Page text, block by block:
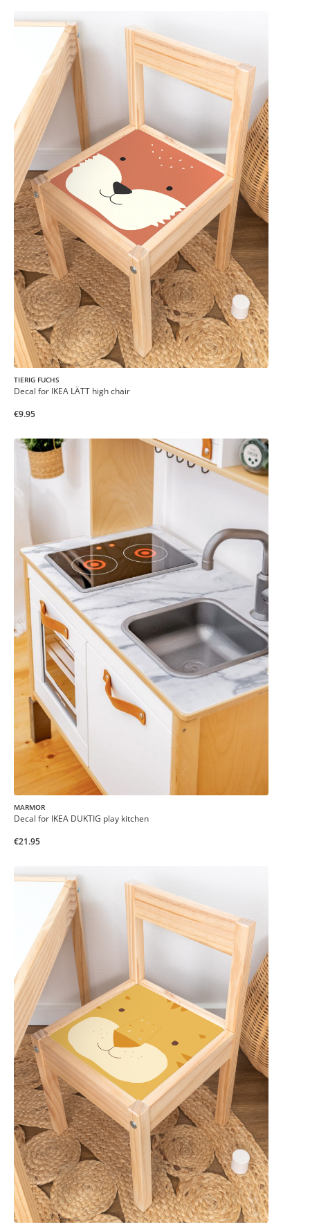
TIERIG FUCHS
Decal for IKEA LÄTT high chair
€9.95
MARMOR
Decal for IKEA DUKTIG play kitchen
€21.95